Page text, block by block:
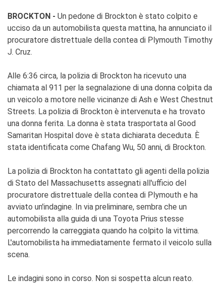
BROCKTON - Un pedone di Brockton è stato colpito e
ucciso da un automobilista questa mattina, ha annunciato il
procuratore distrettuale della contea di Plymouth Timothy
J. Cruz.
Alle 6:36 circa, la polizia di Brockton ha ricevuto una
chiamata al 911 per la segnalazione di una donna colpita da
un veicolo a motore nelle vicinanze di Ash e West Chestnut
Streets. La polizia di Brockton è intervenuta e ha trovato
una donna ferita. La donna è stata trasportata al Good
Samaritan Hospital dove è stata dichiarata deceduta. È
stata identificata come Chafang Wu, 50 anni, di Brockton.
La polizia di Brockton ha contattato gli agenti della polizia
di Stato del Massachusetts assegnati all'ufficio del
procuratore distrettuale della contea di Plymouth e ha
avviato un'indagine. In via preliminare, sembra che un
automobilista alla guida di una Toyota Prius stesse
percorrendo la carreggiata quando ha colpito la vittima.
L'automobilista ha immediatamente fermato il veicolo sulla
scena.
Le indagini sono in corso. Non si sospetta alcun reato.